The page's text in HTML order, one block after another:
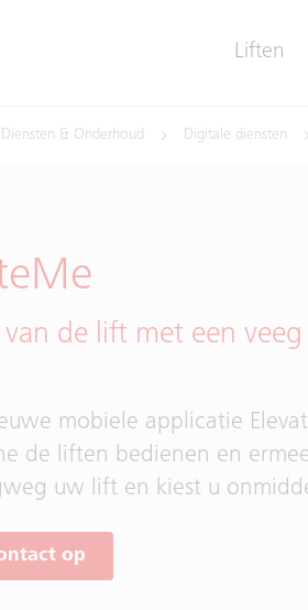
Liften
Diensten & Onderhoud Digitale diensten
de lift met een
mobiele applicatie
de liften bedienen en
uw lift en kiest u
op